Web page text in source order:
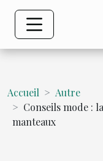
Accueil
Autre
Conseils mode :
manteaux